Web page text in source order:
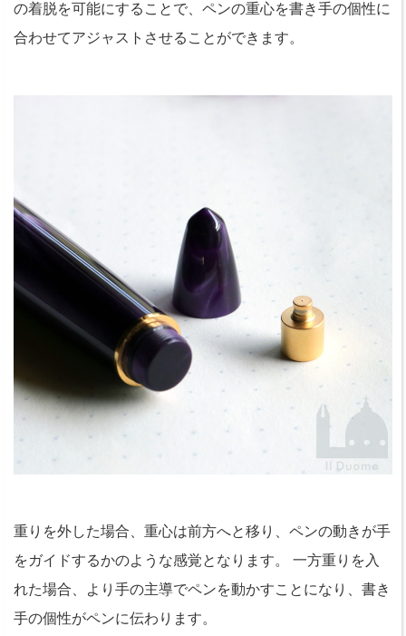
の着脱を可能にすることで、ペンの重心を書き手の個性に
合わせてアジャストさせることができます。
重りを外した場合、重心は前方へと移り、ペンの動きが手
をガイドするかのような感覚となります。 一方重りを入
れた場合、より手の主導でペンを動かすことになり、書き
手の個性がペンに伝わります。